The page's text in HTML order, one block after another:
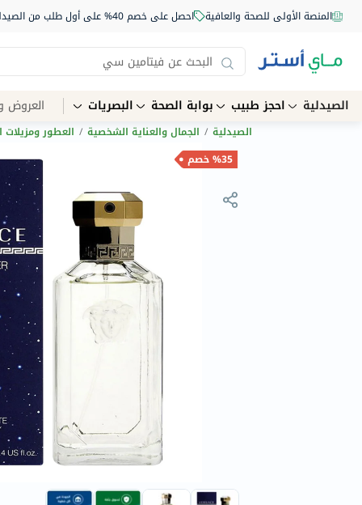
المنصة الأولى للصحة والعافية احصل على خصم 40% على أول طلب من الصيدلية أونلاين استخدم الكود: NEW40
الصيدلية احجز طبيب بوابة الصحة البصريات العروض
الصيدلية / الجمال والعناية الشخصية / العطور ومزيلات
%35 خصم